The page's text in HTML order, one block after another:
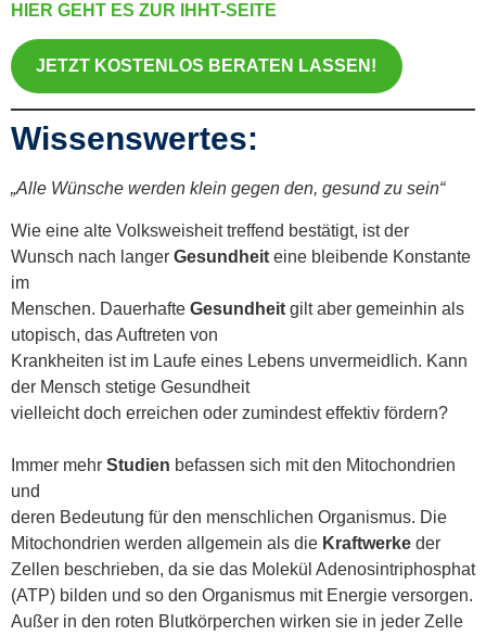
HIER GEHT ES ZUR IHHT-SEITE
JETZT KOSTENLOS BERATEN LASSEN!
Wissenswertes:
„Alle Wünsche werden klein gegen den, gesund zu sein“
Wie eine alte Volksweisheit treffend bestätigt, ist der
Wunsch nach langer Gesundheit eine bleibende Konstante
im
Menschen. Dauerhafte Gesundheit gilt aber gemeinhin als
utopisch, das Auftreten von
Krankheiten ist im Laufe eines Lebens unvermeidlich. Kann
der Mensch stetige Gesundheit
vielleicht doch erreichen oder zumindest effektiv fördern?
Immer mehr Studien befassen sich mit den Mitochondrien
und
deren Bedeutung für den menschlichen Organismus. Die
Mitochondrien werden allgemein als die Kraftwerke der
Zellen beschrieben, da sie das Molekül Adenosintriphosphat
(ATP) bilden und so den Organismus mit Energie versorgen.
Außer in den roten Blutkörperchen wirken sie in jeder Zelle